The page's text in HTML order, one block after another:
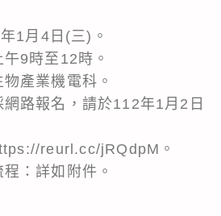
1月4日(三)。
9時至12時。
產業機電科。
路報名，請於112年1月2日
reurl.cc/jRQdpM。
：詳如附件。